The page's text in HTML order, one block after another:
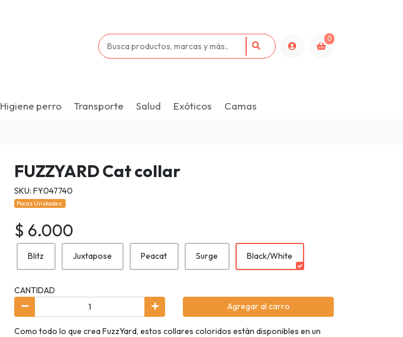
0
Higiene perro Transporte Salud Exóticos Camas
FUZZYARD Cat collar
SKU: FY047740
Pocas Unidades.
$ 6.000
Blitz Juxtapose Peacat Surge Black/White
CANTIDAD
Agregar al carro
Como todo lo que crea FuzzYard, estos collares coloridos están disponibles en un